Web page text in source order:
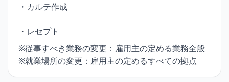
・カルテ作成
・レセプト
※従事すべき業務の変更：雇用主の定める業務全般
※就業場所の変更：雇用主の定めるすべての拠点